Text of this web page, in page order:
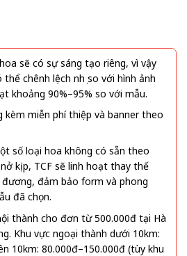
sẽ có sự sáng tạo riêng, vì vậy
chênh lệch nhẹ so với hình ảnh
khoảng 90%–95% so với mẫu.
kèm miễn phí thiệp và banner theo
số loại hoa không có sẵn theo
kịp, TCF sẽ linh hoạt thay thế
đảm bảo form và phong
đã chọn.
thành cho đơn từ 500.000đ tại Hà
Khu vực ngoại thành dưới 10km:
10km: 80.000đ–150.000đ (tùy khu